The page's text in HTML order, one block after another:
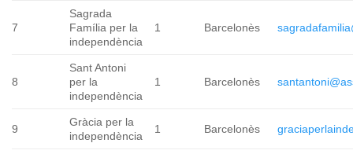
7
Sagrada
Família per la
independència
1 Barcelonès
8
Sant Antoni
per la
independència
1 Barcelonès
9
Gràcia per la
independència
1 Barcelonès